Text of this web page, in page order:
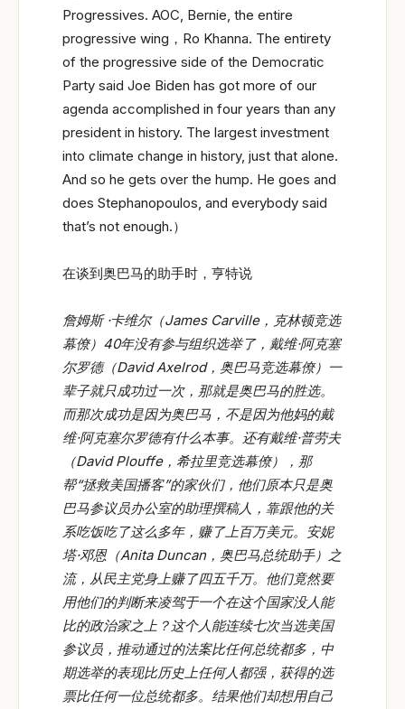
Progressives. AOC, Bernie, the entire
progressive wing，Ro Khanna. The entirety
of the progressive side of the Democratic
Party said Joe Biden has got more of our
agenda accomplished in four years than any
president in history. The largest investment
into climate change in history, just that alone.
And so he gets over the hump. He goes and
does Stephanopoulos, and everybody said
that’s not enough.）
在谈到奥巴马的助手时，亨特说
詹姆斯 ·卡维尔（James Carville，克林顿竞选
幕僚）40年没有参与组织选举了，戴维·阿克塞
尔罗德（David Axelrod，奥巴马竞选幕僚）一
辈子就只成功过一次，那就是奥巴马的胜选。
而那次成功是因为奥巴马，不是因为他妈的戴
维·阿克塞尔罗德有什么本事。还有戴维·普劳夫
（David Plouffe，希拉里竞选幕僚），那
帮“拯救美国播客”的家伙们，他们原本只是奥
巴马参议员办公室的助理撰稿人，靠跟他的关
系吃饭吃了这么多年，赚了上百万美元。安妮
塔·邓恩（Anita Duncan，奥巴马总统助手）之
流，从民主党身上赚了四五千万。他们竟然要
用他们的判断来凌驾于一个在这个国家没人能
比的政治家之上？这个人能连续七次当选美国
参议员，推动通过的法案比任何总统都多，中
期选举的表现比历史上任何人都强，获得的选
票比任何一位总统都多。结果他们却想用自己